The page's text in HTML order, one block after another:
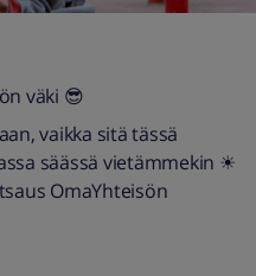
väki 😎
vaikka sitä tässä
säässä vietämmekin ☀
OmaYhteisön